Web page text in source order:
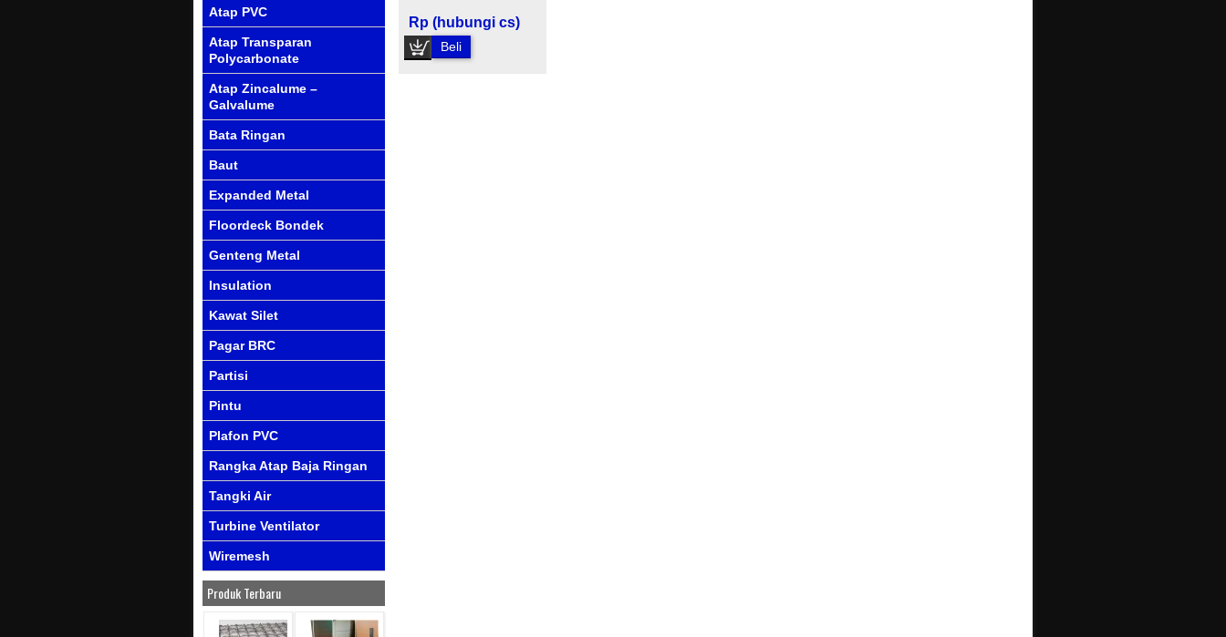
Rp (hubungi cs)
Beli
Atap PVC
Atap Transparan
Polycarbonate
Atap Zincalume –
Galvalume
Bata Ringan
Baut
Expanded Metal
Floordeck Bondek
Genteng Metal
Insulation
Kawat Silet
Pagar BRC
Partisi
Pintu
Plafon PVC
Rangka Atap Baja Ringan
Tangki Air
Turbine Ventilator
Wiremesh
Produk Terbaru